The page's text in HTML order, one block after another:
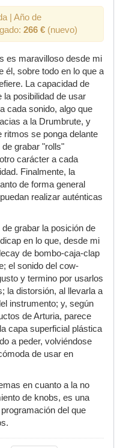
| Año de
266 € (nuevo)
es maravilloso desde mi
él, sobre todo en lo que a
La capacidad de
la posibilidad de usar
cada sonido, algo que
a la Drumbrute, y
ritmos se ponga delante
grabar "rolls"
carácter a cada
Finalmente, la
de forma general
realizar auténticas
grabar la posición de
en lo que, desde mi
de bombo-caja-clap
el sonido del cow-
y termino por usarlos
la distorsión, al llevarla a
instrumento; y, según
de Arturia, parece
capa superficial plástica
a peder, volviéndose
de usar en
en cuanto a la no
de knobs, es una
del que